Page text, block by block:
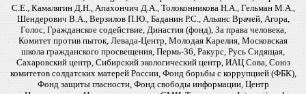
С.Е., Камалягин Д.Н., Апахончич Д.А., Толоконникова Н.А., Гельман М.А.,
Шендерович В.А., Верзилов П.Ю., Баданин Р.С., Альянс Врачей, Агора,
Голос, Гражданское содействие, Династия (фонд), За права человека,
Комитет против пыток, Левада-Центр, Молодая Карелия, Московская
школа гражданского просвещения, Пермь-36, Ракурс, Русь Сидящая,
Сахаровский центр, Сибирский экологический центр, ИАЦ Сова, Союз
комитетов солдатских матерей России, Фонд борьбы с коррупцией (ФБК),
Фонд защиты гласности, Фонд свободы информации, Центр